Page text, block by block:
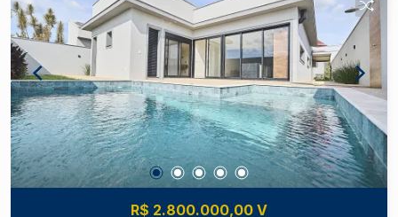
ambientes. Localizada no Condomínio Damha II,
um dos empreendimentos mais valorizados da
cidade, a casa proporciona segurança,
tranquilidade e uma completa infraestrutura de
lazer para toda a família. Agende sua visita e
venha conhecer essa excelente oportunidade!
R$ 2.800.000,00 V